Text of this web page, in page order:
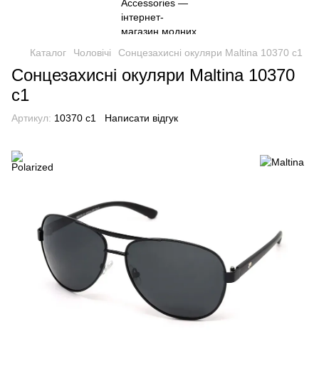
Каталог Чоловічі Сонцезахисні окуляри Maltina 10370 с1
Сонцезахисні окуляри Maltina 10370
с1
Артикул: 10370 с1 Написати відгук